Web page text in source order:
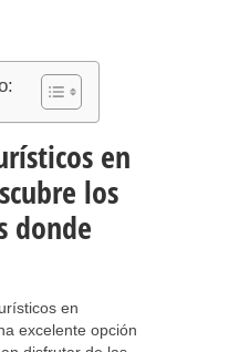
en
los
donde
en
excelente opción